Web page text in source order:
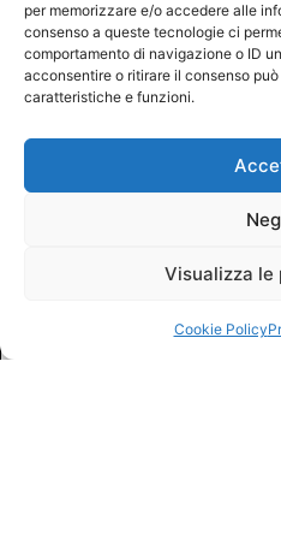
per memorizzare e/o accedere alle
consenso a queste tecnologie ci
comportamento di navigazione o ID
acconsentire o ritirare il consenso
caratteristiche e funzioni.
Visualizza le
Cookie Policy